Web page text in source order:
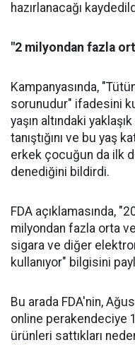
hazırlanacağı
"2 milyondan fazla
Kampanyasında,
sorunudur" ifadesini
yaşın altındaki
tanıştığını ve bu yaş
erkek çocuğun da ilk
denediğini bildirdi.
FDA açıklamasında,
milyondan fazla orta
sigara ve diğer
kullanıyor" bilgisini
Bu arada FDA'nin,
online perakendeciye
ürünleri sattıkları